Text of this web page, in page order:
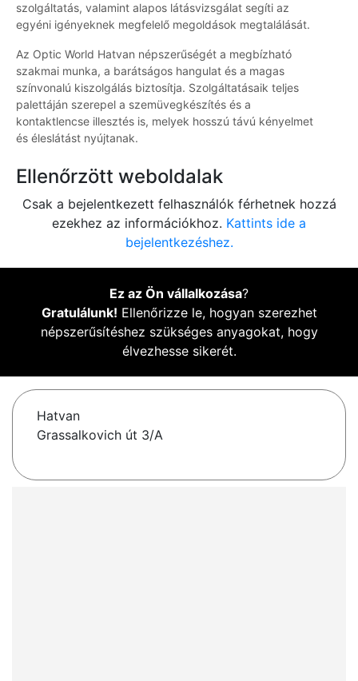
szolgáltatás, valamint alapos látásvizsgálat segíti az
egyéni igényeknek megfelelő megoldások megtalálását.
Az Optic World Hatvan népszerűségét a megbízható
szakmai munka, a barátságos hangulat és a magas
színvonalú kiszolgálás biztosítja. Szolgáltatásaik teljes
palettáján szerepel a szemüvegkészítés és a
kontaktlencse illesztés is, melyek hosszú távú kényelmet
és éleslátást nyújtanak.
Ellenőrzött weboldalak
Csak a bejelentkezett felhasználók férhetnek hozzá
ezekhez az információkhoz. Kattints ide a
bejelentkezéshez.
Ez az Ön vállalkozása?
Gratulálunk! Ellenőrizze le, hogyan szerezhet
népszerűsítéshez szükséges anyagokat, hogy
élvezhesse sikerét.
Hatvan
Grassalkovich út 3/A